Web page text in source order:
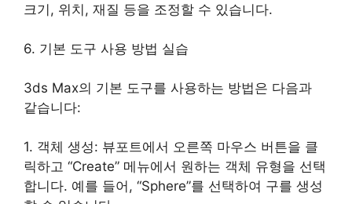
크기, 위치, 재질 등을 조정할 수 있습니다.
6. 기본 도구 사용 방법 실습
3ds Max의 기본 도구를 사용하는 방법은 다음과
같습니다:
1. 객체 생성: 뷰포트에서 오른쪽 마우스 버튼을 클
릭하고 “Create” 메뉴에서 원하는 객체 유형을 선택
합니다. 예를 들어, “Sphere”를 선택하여 구를 생성